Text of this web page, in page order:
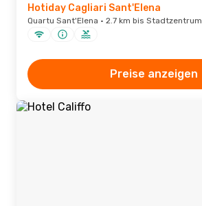
Hotiday Cagliari Sant'Elena
Quartu Sant'Elena · 2.7 km bis Stadtzentrum
Preise anzeigen